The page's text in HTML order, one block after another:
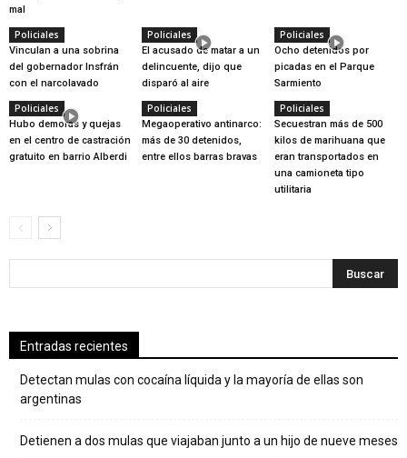
mal
Policiales
Vinculan a una sobrina
del gobernador Insfrán
con el narcolavado
Policiales
El acusado de matar a un
delincuente, dijo que
disparó al aire
Policiales
Ocho detenidos por
picadas en el Parque
Sarmiento
Policiales
Hubo demoras y quejas
en el centro de castración
gratuito en barrio Alberdi
Policiales
Megaoperativo antinarco:
más de 30 detenidos,
entre ellos barras bravas
Policiales
Secuestran más de 500
kilos de marihuana que
eran transportados en
una camioneta tipo
utilitaria
Entradas recientes
Detectan mulas con cocaína líquida y la mayoría de ellas son
argentinas
Detienen a dos mulas que viajaban junto a un hijo de nueve meses